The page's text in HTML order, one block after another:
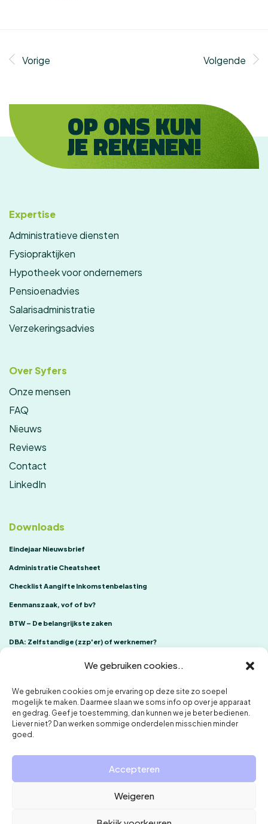
We gebruiken cookies..
We gebruiken cookies om je ervaring op deze site zo soepel
mogelijk te maken. Daarmee slaan we soms info op over je apparaat
en gedrag. Geef je toestemming, dan kunnen we je beter bedienen.
Liever niet? Dan werken sommige onderdelen misschien minder
goed.
Accepteren
Weigeren
Vorige Volgende
OP ONS KUN
JE REKENEN!
Expertise
Administratieve diensten
Fysiopraktijken
Hypotheek voor ondernemers
Pensioenadvies
Salarisadministratie
Verzekeringsadvies
Over Syfers
Onze mensen
FAQ
Nieuws
Reviews
Contact
LinkedIn
Downloads
Eindejaar Nieuwsbrief
Administratie Cheatsheet
Checklist Aangifte Inkomstenbelasting
Eenmanszaak, vof of bv?
BTW – De belangrijkste zaken
DBA: Zelfstandige (zzp'er) of werknemer?
ONE Accountants
Privacybeleid en cookies